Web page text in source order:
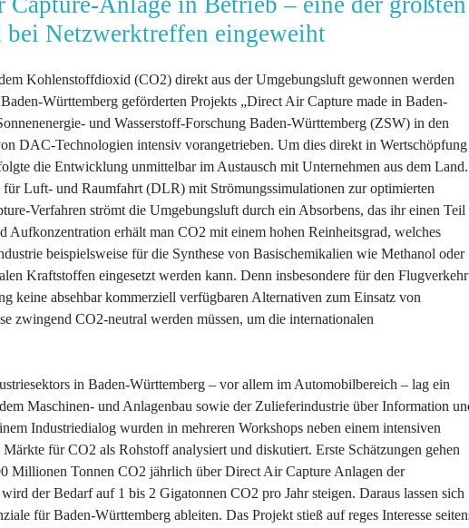
Netzwerktreffen eingeweiht
Kohlenstoffdioxid (CO2) direkt aus der Umgebungsluft gewonnen werden
Württemberg geförderten Projekts „Direct Air Capture made in Baden-
und Wasserstoff-Forschung Baden-Württemberg (ZSW) in den
DAC-Technologien intensiv vorangetrieben. Um dies direkt in Wertschöpfung
die Entwicklung unmittelbar im Austausch mit Unternehmen aus dem Land.
Luft- und Raumfahrt (DLR) mit Strömungssimulationen zur optimierten
Verfahren strömt die Umgebungsluft durch ein Absorbens, das ihr einen Teil
Aufkonzentration erhält man CO2 mit einem hohen Reinheitsgrad, welches
beispielsweise für die Synthese von Basischemikalien wie Methanol oder
Kraftstoffen eingesetzt werden kann. Denn insbesondere für den Flugverkehr
keine absehbar kommerziell verfügbaren Alternativen zum Einsatz von
zwingend CO2-neutral werden müssen, um die internationalen
in Baden-Württemberg – vor allem im Automobilbereich – lag ein
Maschinen- und Anlagenbau sowie der Zulieferindustrie über Information
Industriedialog wurden in mehreren Workshops neben einem intensiven
für CO2 als Rohstoff analysiert und diskutiert. Erste Schätzungen gehen
Millionen Tonnen CO2 jährlich über Direct Air Capture Anlagen der
der Bedarf auf 1 bis 2 Gigatonnen CO2 pro Jahr steigen. Daraus lassen sich
für Baden-Württemberg ableiten. Das Projekt stieß auf reges Interesse